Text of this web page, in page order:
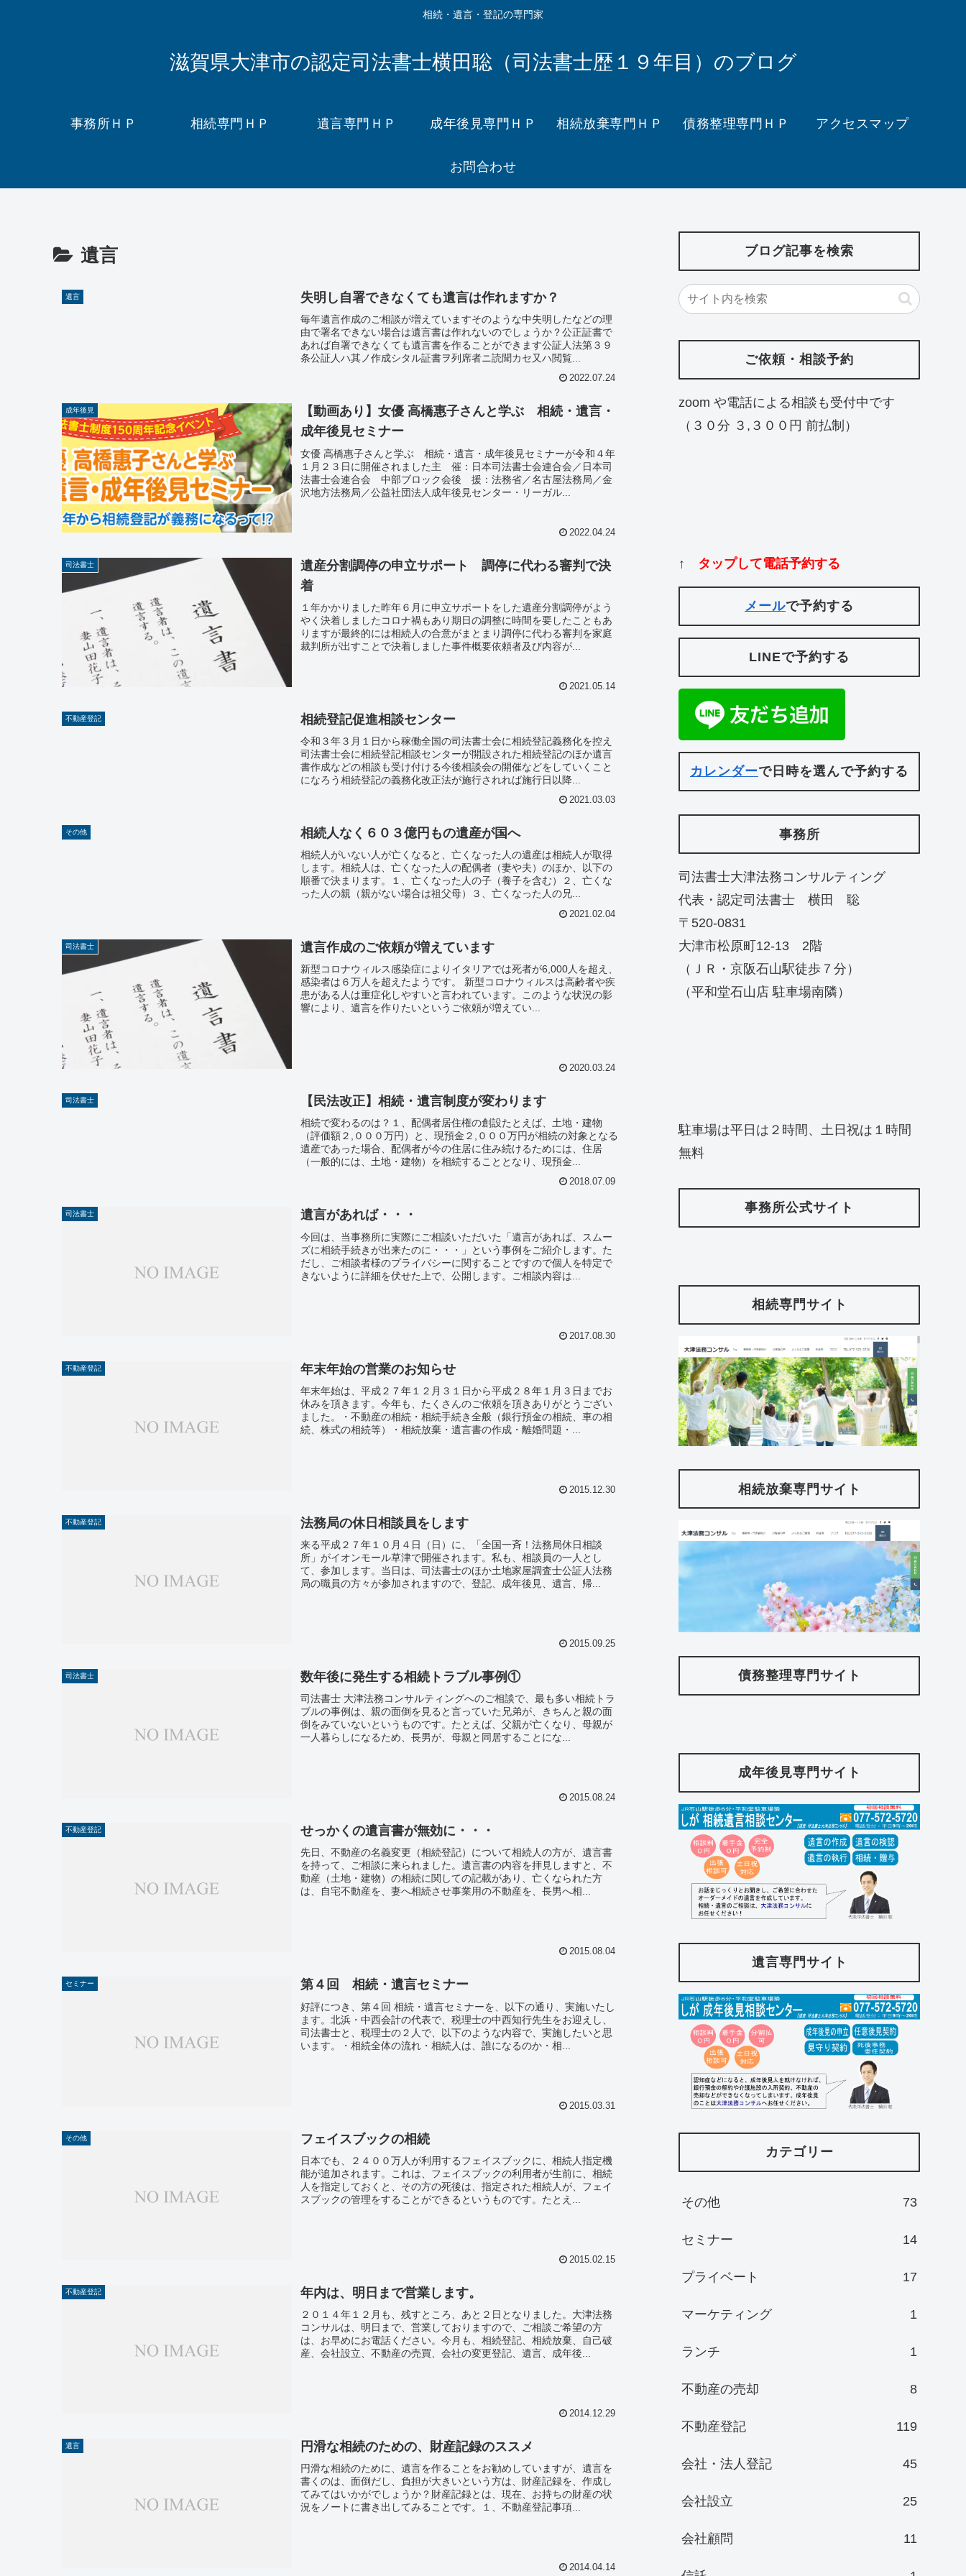
相続・遺言・登記の専門家
滋賀県大津市の認定司法書士横田聡（司法書士歴１９年目）のブログ
事務所ＨＰ 相続専門ＨＰ 遺言専門ＨＰ 成年後見専門ＨＰ 相続放棄専門ＨＰ 債務整理専門ＨＰ アクセスマップ
お問合わせ
遺言
遺言 失明し自署できなくても遺言は作れますか？
毎年遺言作成のご相談が増えていますそのような中失明したなどの理
由で署名できない場合は遺言書は作れないのでしょうか？公正証書で
あれば自署できなくても遺言書を作ることができます公証人法第３９
条公証人ハ其ノ作成シタル証書ヲ列席者ニ読聞カセ又ハ閲覧...
2022.07.24
成年後見
【動画あり】女優 高橋惠子さんと学ぶ 相続・遺言・
成年後見セミナー
女優 高橋惠子さんと学ぶ 相続・遺言・成年後見セミナーが令和４年
１月２３日に開催されました主 催：日本司法書士会連合会／日本司
法書士会連合会 中部ブロック会後 援：法務省／名古屋法務局／金
沢地方法務局／公益社団法人成年後見センター・リーガル...
2022.04.24
司法書士
遺産分割調停の申立サポート 調停に代わる審判で決
着
１年かかりました昨年６月に申立サポートをした遺産分割調停がよう
やく決着しましたコロナ禍もあり期日の調整に時間を要したこともあ
りますが最終的には相続人の合意がまとまり調停に代わる審判を家庭
裁判所が出すことで決着しました事件概要依頼者及び内容が...
2021.05.14
不動産登記 相続登記促進相談センター
令和３年３月１日から稼働全国の司法書士会に相続登記義務化を控え
司法書士会に相続登記相談センターが開設された相続登記のほか遺言
書作成などの相談も受け付ける今後相談会の開催などをしていくこと
になろう相続登記の義務化改正法が施行されれば施行日以降...
2021.03.03
その他 相続人なく６０３億円もの遺産が国へ
相続人がいない人が亡くなると、亡くなった人の遺産は相続人が取得
します。相続人は、亡くなった人の配偶者（妻や夫）のほか、以下の
順番で決まります。１、亡くなった人の子（養子を含む）２、亡くな
った人の親（親がない場合は祖父母）３、亡くなった人の兄...
2021.02.04
司法書士 遺言作成のご依頼が増えています
新型コロナウィルス感染症によりイタリアでは死者が6,000人を超え、
感染者は６万人を超えたようです。 新型コロナウィルスは高齢者や疾
患がある人は重症化しやすいと言われています。このような状況の影
響により、遺言を作りたいというご依頼が増えてい...
2020.03.24
司法書士 【民法改正】相続・遺言制度が変わります
相続で変わるのは？１、配偶者居住権の創設たとえば、土地・建物
（評価額２,０００万円）と、現預金２,０００万円が相続の対象となる
遺産であった場合、配偶者が今の住居に住み続けるためには、住居
（一般的には、土地・建物）を相続することとなり、現預金...
2018.07.09
司法書士 遺言があれば・・・
今回は、当事務所に実際にご相談いただいた「遺言があれば、スムー
ズに相続手続きが出来たのに・・・」という事例をご紹介します。た
だし、ご相談者様のプライバシーに関することですので個人を特定で
きないように詳細を伏せた上で、公開します。ご相談内容は...
2017.08.30
不動産登記 年末年始の営業のお知らせ
年末年始は、平成２７年１２月３１日から平成２８年１月３日までお
休みを頂きます。今年も、たくさんのご依頼を頂きありがとうござい
ました。・不動産の相続・相続手続き全般（銀行預金の相続、車の相
続、株式の相続等）・相続放棄・遺言書の作成・離婚問題・...
2015.12.30
不動産登記 法務局の休日相談員をします
来る平成２７年１０月４日（日）に、「全国一斉！法務局休日相談
所」がイオンモール草津で開催されます。私も、相談員の一人とし
て、参加します。当日は、司法書士のほか土地家屋調査士公証人法務
局の職員の方々が参加されますので、登記、成年後見、遺言、帰...
2015.09.25
司法書士 数年後に発生する相続トラブル事例①
司法書士 大津法務コンサルティングへのご相談で、最も多い相続トラ
ブルの事例は、親の面倒を見ると言っていた兄弟が、きちんと親の面
倒をみていないというものです。たとえば、父親が亡くなり、母親が
一人暮らしになるため、長男が、母親と同居することにな...
2015.08.24
不動産登記 せっかくの遺言書が無効に・・・
先日、不動産の名義変更（相続登記）について相続人の方が、遺言書
を持って、ご相談に来られました。遺言書の内容を拝見しますと、不
動産（土地・建物）の相続に関しての記載があり、亡くなられた方
は、自宅不動産を、妻へ相続させ事業用の不動産を、長男へ相...
2015.08.04
セミナー 第４回 相続・遺言セミナー
好評につき、第４回 相続・遺言セミナーを、以下の通り、実施いたし
ます。北浜・中西会計の代表で、税理士の中西知行先生をお迎えし、
司法書士と、税理士の２人で、以下のような内容で、実施したいと思
います。・相続全体の流れ・相続人は、誰になるのか・相...
2015.03.31
その他 フェイスブックの相続
日本でも、２４００万人が利用するフェイスブックに、相続人指定機
能が追加されます。これは、フェイスブックの利用者が生前に、相続
人を指定しておくと、その方の死後は、指定された相続人が、フェイ
スブックの管理をすることができるというものです。たとえ...
2015.02.15
不動産登記 年内は、明日まで営業します。
２０１４年１２月も、残すところ、あと２日となりました。大津法務
コンサルは、明日まで、営業しておりますので、ご相談ご希望の方
は、お早めにお電話ください。今月も、相続登記、相続放棄、自己破
産、会社設立、不動産の売買、会社の変更登記、遺言、成年後...
2014.12.29
遺言 円滑な相続のための、財産記録のススメ
円滑な相続のために、遺言を作ることをお勧めしていますが、遺言を
書くのは、面倒だし、負担が大きいという方は、財産記録を、作成し
てみてはいかがでしょうか？財産記録とは、現在、お持ちの財産の状
況をノートに書き出してみることです。１、不動産登記事項...
2014.04.14
ブログ記事を検索
ご依頼・相談予約
zoom や電話による相談も受付中です
（３０分 ３,３００円 前払制）
↑ タップして電話予約する
メールで予約する
LINEで予約する
カレンダーで日時を選んで予約する
事務所
司法書士大津法務コンサルティング
代表・認定司法書士 横田 聡
〒520-0831
大津市松原町12-13 2階
（ＪＲ・京阪石山駅徒歩７分）
（平和堂石山店 駐車場南隣）
駐車場は平日は２時間、土日祝は１時間
無料
事務所公式サイト
相続専門サイト
相続放棄専門サイト
債務整理専門サイト
成年後見専門サイト
遺言専門サイト
カテゴリー
その他 73
セミナー 14
プライベート 17
マーケティング 1
ランチ 1
不動産の売却 8
不動産登記 119
会社・法人登記 45
会社設立 25
会社顧問 11